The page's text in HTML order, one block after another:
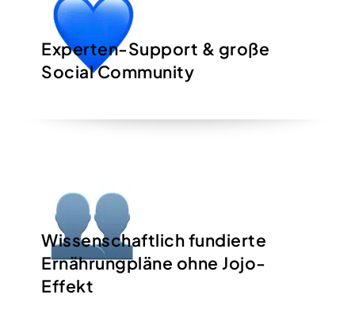
Experten-Support & große
Social Community
Wissenschaftlich fundierte
Ernährungpläne ohne Jojo-
Effekt